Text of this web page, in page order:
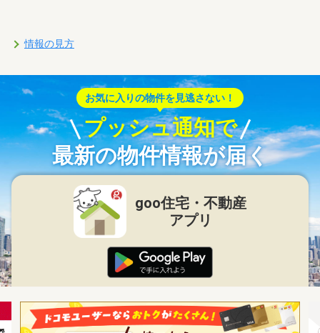
情報の見方
お気に入りの物件を見逃さない！
プッシュ通知で
最新の物件情報が届く
goo住宅・不動産
アプリ